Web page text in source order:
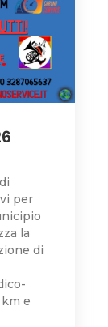
per
la
di
e